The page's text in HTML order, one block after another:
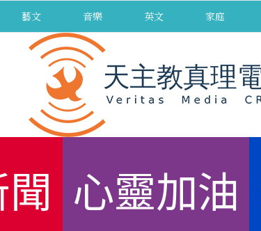
藝文 音樂 英文 家庭
心靈加油